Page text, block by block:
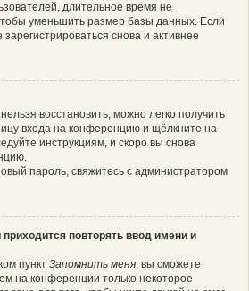
длительное время не
уменьшить размер базы данных. Если
снова и активнее
восстановить, можно легко получить
входа на конференцию и щёлкните на
инструкциям, и скоро вы снова
пароль, свяжитесь с администратором
повторять ввод имени и
пункт Запомнить меня, вы сможете
на конференции только некоторое